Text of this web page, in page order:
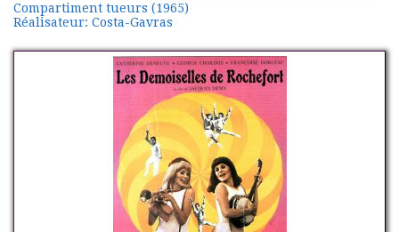
Compartiment tueurs (1965)
Réalisateur: Costa-Gavras